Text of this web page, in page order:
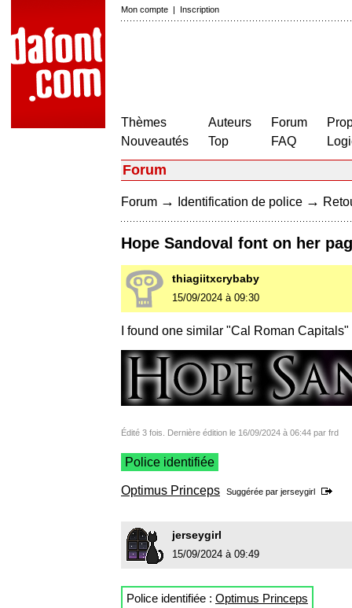
Mon compte | Inscription
Thèmes
Nouveautés
Auteurs
Top
Forum
FAQ
Forum
Forum → Identification de police →
Hope Sandoval font on her
thiagiitxcrybaby
15/09/2024 à 09:30
I found one similar "Cal Roman
Édité 3 fois. Dernière édition le 16/09/2024 à 06:44 par frd
Police identifiée
Optimus Princeps Suggérée par jerseygirl
jerseygirl
15/09/2024 à 09:49
Police identifiée : Optimus Princeps